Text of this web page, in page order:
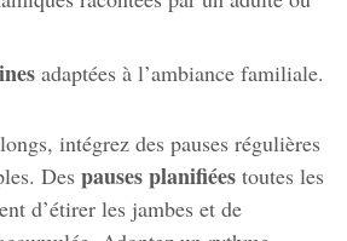
adaptées à l’ambiance familiale.
intégrez des pauses régulières
Despauses planifiées toutes les
d’étirer les jambes et de